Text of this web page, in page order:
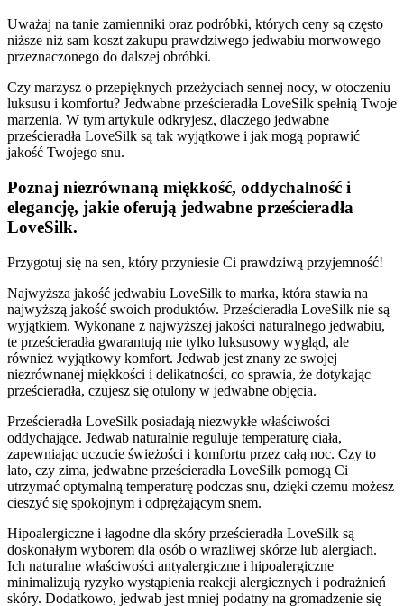
Uważaj na tanie zamienniki oraz podróbki, których ceny są często
niższe niż sam koszt zakupu prawdziwego jedwabiu morwowego
przeznaczonego do dalszej obróbki.
Czy marzysz o przepięknych przeżyciach sennej nocy, w otoczeniu
luksusu i komfortu? Jedwabne prześcieradła LoveSilk spełnią Twoje
marzenia. W tym artykule odkryjesz, dlaczego jedwabne
prześcieradła LoveSilk są tak wyjątkowe i jak mogą poprawić
jakość Twojego snu.
Poznaj niezrównaną miękkość, oddychalność i
elegancję, jakie oferują jedwabne prześcieradła
LoveSilk.
Przygotuj się na sen, który przyniesie Ci prawdziwą przyjemność!
Najwyższa jakość jedwabiu LoveSilk to marka, która stawia na
najwyższą jakość swoich produktów. Prześcieradła LoveSilk nie są
wyjątkiem. Wykonane z najwyższej jakości naturalnego jedwabiu,
te prześcieradła gwarantują nie tylko luksusowy wygląd, ale
również wyjątkowy komfort. Jedwab jest znany ze swojej
niezrównanej miękkości i delikatności, co sprawia, że dotykając
prześcieradła, czujesz się otulony w jedwabne objęcia.
Prześcieradła LoveSilk posiadają niezwykłe właściwości
oddychające. Jedwab naturalnie reguluje temperaturę ciała,
zapewniając uczucie świeżości i komfortu przez całą noc. Czy to
lato, czy zima, jedwabne prześcieradła LoveSilk pomogą Ci
utrzymać optymalną temperaturę podczas snu, dzięki czemu możesz
cieszyć się spokojnym i odprężającym snem.
Hipoalergiczne i łagodne dla skóry prześcieradła LoveSilk są
doskonałym wyborem dla osób o wrażliwej skórze lub alergiach.
Ich naturalne właściwości antyalergiczne i hipoalergiczne
minimalizują ryzyko wystąpienia reakcji alergicznych i podrażnień
skóry. Dodatkowo, jedwab jest mniej podatny na gromadzenie się